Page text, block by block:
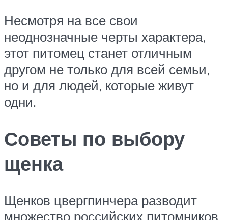
Несмотря на все свои
неоднозначные черты характера,
этот питомец станет отличным
другом не только для всей семьи,
но и для людей, которые живут
одни.
Советы по выбору
щенка
Щенков цвергпинчера разводит
множество российских питомников,